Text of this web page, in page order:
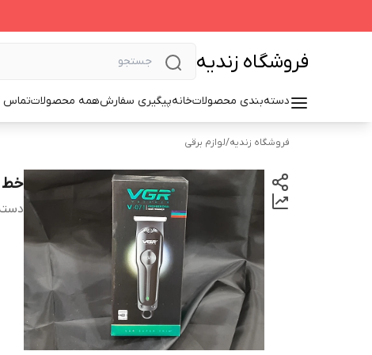
فروشگاه زندیه
دسته‌بندی محصولاتخانهپیگیری سفارشهمه محصولاتتماس
فروشگاه زندیه/لوازم برقی
خط